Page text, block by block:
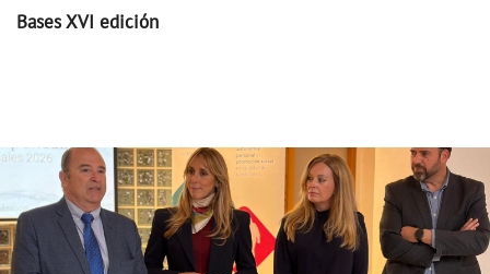
Bases XVI edición
PROGRAMA CONTIGO